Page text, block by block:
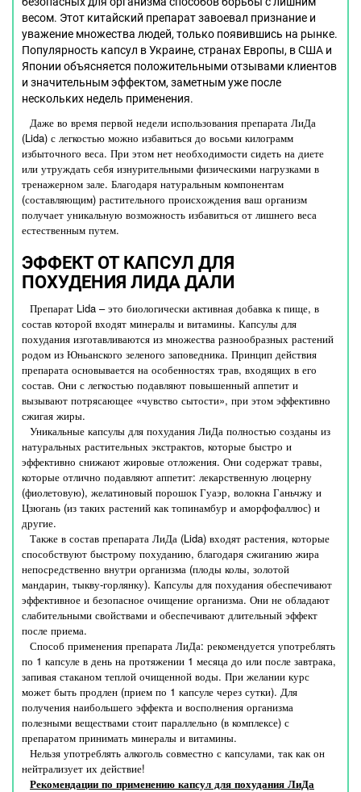
весом. Этот китайский препарат завоевал признание и
уважение множества людей, только появившись на рынке.
Популярность капсул в Украине, странах Европы, в США и
Японии объясняется положительными отзывами клиентов
и значительным эффектом, заметным уже после
нескольких недель применения.
Даже во время первой недели использования препарата ЛиДа
(Lida) с легкостью можно избавиться до восьми килограмм
избыточного веса. При этом нет необходимости сидеть на диете
или утруждать себя изнурительными физическими нагрузками в
тренажерном зале. Благодаря натуральным компонентам
(составляющим) растительного происхождения ваш организм
получает уникальную возможность избавиться от лишнего веса
естественным путем.
ЭФФЕКТ ОТ КАПСУЛ ДЛЯ
ПОХУДЕНИЯ ЛИДА ДАЛИ
Препарат Lida – это биологически активная добавка к пище, в
состав которой входят минералы и витамины. Капсулы для
похудания изготавливаются из множества разнообразных растений
родом из Юньанского зеленого заповедника. Принцип действия
препарата основывается на особенностях трав, входящих в его
состав. Они с легкостью подавляют повышенный аппетит и
вызывают потрясающее «чувство сытости», при этом эффективно
сжигая жиры.
Уникальные капсулы для похудания ЛиДа полностью созданы из
натуральных растительных экстрактов, которые быстро и
эффективно снижают жировые отложения. Они содержат травы,
которые отлично подавляют аппетит: лекарственную люцерну
(фиолетовую), желатиновый порошок Гуаэр, волокна Ганьчжу и
Цзюгань (из таких растений как топинамбур и аморфофаллюс) и
другие.
Также в состав препарата ЛиДа (Lida) входят растения, которые
способствуют быстрому похуданию, благодаря сжиганию жира
непосредственно внутри организма (плоды колы, золотой
мандарин, тыкву-горлянку). Капсулы для похудания обеспечивают
эффективное и безопасное очищение организма. Они не обладают
слабительными свойствами и обеспечивают длительный эффект
после приема.
Способ применения препарата ЛиДа: рекомендуется употреблять
по 1 капсуле в день на протяжении 1 месяца до или после завтрака,
запивая стаканом теплой очищенной воды. При желании курс
может быть продлен (прием по 1 капсуле через сутки). Для
получения наибольшего эффекта и восполнения организма
полезными веществами стоит параллельно (в комплексе) с
препаратом принимать минералы и витамины.
Нельзя употреблять алкоголь совместно с капсулами, так как он
нейтрализует их действие!
Рекомендации по применению капсул для похудания ЛиДа